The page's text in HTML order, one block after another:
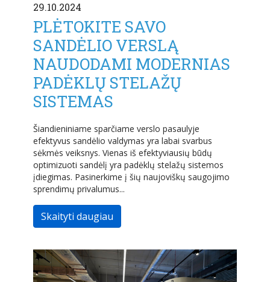
29.10.2024
PLĖTOKITE SAVO
SANDĖLIO VERSLĄ
NAUDODAMI MODERNIAS
PADĖKLŲ STELAŽŲ
SISTEMAS
Šiandieniniame sparčiame verslo pasaulyje
efektyvus sandėlio valdymas yra labai svarbus
sėkmės veiksnys. Vienas iš efektyviausių būdų
optimizuoti sandėlį yra padėklų stelažų sistemos
įdiegimas. Pasinerkime į šių naujoviškų saugojimo
sprendimų privalumus...
Skaityti daugiau